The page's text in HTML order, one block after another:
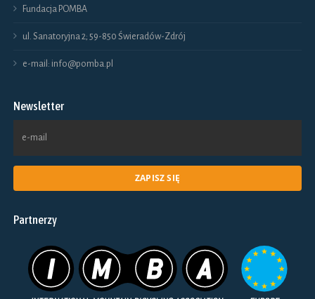
Fundacja POMBA
ul. Sanatoryjna 2; 59-850 Świeradów-Zdrój
e-mail: info@pomba.pl
Newsletter
Partnerzy